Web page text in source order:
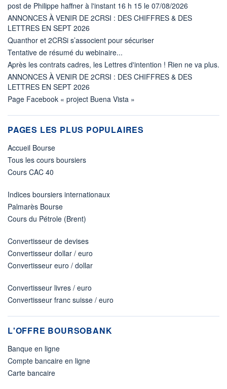
post de Philippe haffner à l'instant 16 h 15 le 07/08/2026
ANNONCES À VENIR DE 2CRSI : DES CHIFFRES & DES
LETTRES EN SEPT 2026
Quanthor et 2CRSi s’associent pour sécuriser
Tentative de résumé du webinaire...
Après les contrats cadres, les Lettres d'intention ! Rien ne va plus.
ANNONCES À VENIR DE 2CRSI : DES CHIFFRES & DES
LETTRES EN SEPT 2026
Page Facebook « project Buena Vista »
PAGES LES PLUS POPULAIRES
Accueil Bourse
Tous les cours boursiers
Cours CAC 40
Indices boursiers internationaux
Palmarès Bourse
Cours du Pétrole (Brent)
Convertisseur de devises
Convertisseur dollar / euro
Convertisseur euro / dollar
Convertisseur livres / euro
Convertisseur franc suisse / euro
L'OFFRE BOURSOBANK
Banque en ligne
Compte bancaire en ligne
Carte bancaire